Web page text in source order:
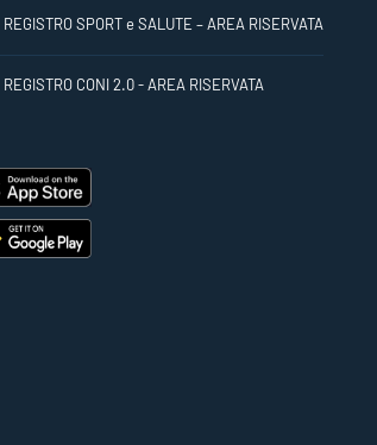
REGISTRO SPORT e SALUTE – AREA RISERVATA
REGISTRO CONI 2.0 - AREA RISERVATA